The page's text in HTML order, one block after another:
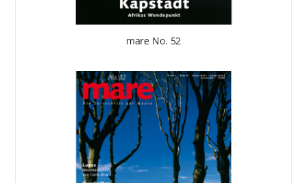
mare No. 52